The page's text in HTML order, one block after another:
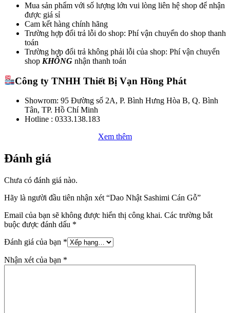
Mua sản phẩm với số lượng lớn vui lòng liên hệ shop để nhận
được giá sỉ
Cam kết hàng chính hãng
Trường hợp đổi trả lỗi do shop: Phí vận chuyển do shop thanh
toán
Trường hợp đổi trả không phải lỗi của shop: Phí vận chuyển
shop KHÔNG nhận thanh toán
Công ty TNHH Thiết Bị Vạn Hồng Phát
Showrom: 95 Đường số 2A, P. Bình Hưng Hòa B, Q. Bình
Tân, TP. Hồ Chí Minh
Hotline : 0333.138.183
Xem thêm
Đánh giá
Chưa có đánh giá nào.
Hãy là người đầu tiên nhận xét “Dao Nhật Sashimi Cán Gỗ”
Email của bạn sẽ không được hiển thị công khai. Các trường bắt
buộc được đánh dấu *
Đánh giá của bạn *
Nhận xét của bạn *